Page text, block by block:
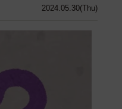
2024.05.30(Thu)